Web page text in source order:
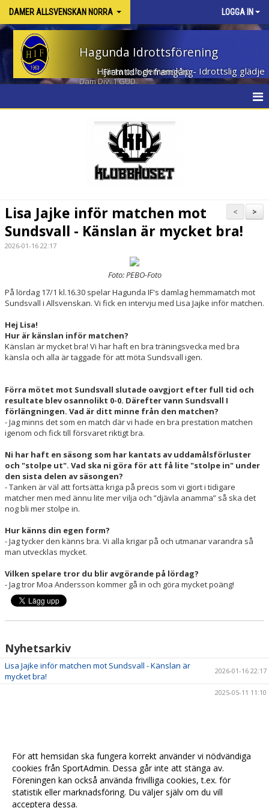
DAMER ALLSVENSKAN NORRA LOGGA IN
Hagunda Idrottsförening
Hjärta och gemenskap - Idrottslig glädje - Framtid och framgång
Dam Div. 1 GUD
TRUPPEN
BILDGALLERI
KONTAKT
SPONSORER
>
<
Lisa Jajke inför matchen mot
Sundsvall - Känslan är mycket bra!
2026-01-16 22:17
Foto: PEBO-Foto
På lördag 17/1 kl.16.30 spelar Hagunda IF's damlag hemmamatch mot
Sundsvall i Allsvenskan. Vi fick en intervju med Lisa Jajke inför matchen.
Hej Lisa!
Hur är känslan inför matchen?
Känslan är mycket bra! Vi har haft en bra träningsvecka med bra
känsla och alla är taggade för att möta Sundsvall igen.
Förra mötet mot Sundsvall slutade oavgjort efter full tid och
resultate blev osannolikt 0-0. Därefter vann Sundsvall I
förlängningen. Vad är ditt minne från den matchen?
- Jag minns det som en match där vi hade en bra prestation matchen
igenom och fick till försvaret riktigt bra.
Ni har haft en säsong som har kantats av uddamålsförluster
och "stolpe ut". Vad ska ni göra för att få lite "stolpe in" under
den sista delen av säsongen?
- Tanken är väl att fortsätta kriga på precis som vi gjort i tidigare
matcher men med ännu lite mer vilja och ”djävla anamma” så ska det
nog bli mer stolpe in.
Hur känns din egen form?
- Jag tycker den känns bra. Vi alla krigar på och utmanar varandra så
man utvecklas mycket.
Vilken spelare tror du blir avgörande på lördag?
- Jag tror Moa Andersson kommer gå in och göra mycket poäng!
Nyhetsarkiv
Lisa Jajke inför matchen mot Sundsvall - Känslan är
mycket bra!
2026-01-16 22:17
2025-05-11 11:10
För att hemsidan ska fungera korrekt använder vi nödvändiga
cookies från SportAdmin. Dessa går inte att stänga av.
Föreningen kan också använda frivilliga cookies, t.ex. för
statistik eller marknadsföring. Du väljer själv om du vill
acceptera dessa.